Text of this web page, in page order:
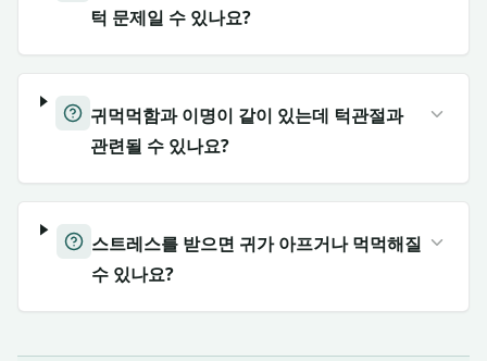
턱 문제일 수 있나요?
귀먹먹함과 이명이 같이 있는데 턱관절과
관련될 수 있나요?
스트레스를 받으면 귀가 아프거나 먹먹해질
수 있나요?